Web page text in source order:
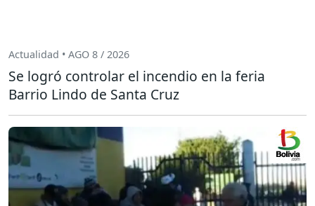
Actualidad • AGO 8 / 2026
Se logró controlar el incendio en la feria
Barrio Lindo de Santa Cruz